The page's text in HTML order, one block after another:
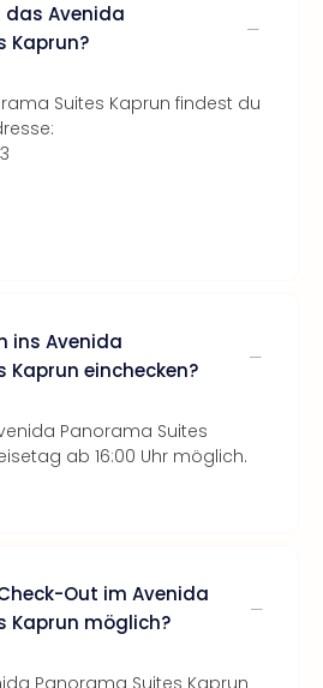
das Avenida
Kaprun?
Suites Kaprun findest du
ins Avenida
Kaprun einchecken?
Panorama Suites
ab 16:00 Uhr möglich.
Out im Avenida
Kaprun möglich?
Panorama Suites Kaprun